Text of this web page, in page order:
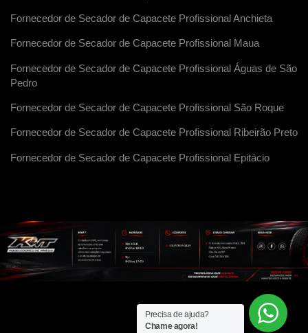
Fornecedor de Secador de Capacete Profissional Anchieta
Fornecedor de Secador de Capacete Profissional Maua
Fornecedor de Secador de Capacete Profissional Águas de São
Pedro
Fornecedor de Secador de Capacete Profissional São Roque
Fornecedor de Secador de Capacete Profissional Ribeirão Preto
Fornecedor de Secador de Capacete Profissional Epitácio
Precisa de ajuda?
Chame agora!